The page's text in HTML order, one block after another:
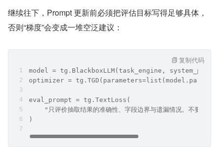
继续往下，Prompt 更新前必须把评估目标写得足够具体，
否则“梯度”会变成一堆空泛建议：
model = tg.BlackboxLLM(task_engine,
optimizer =
eval_prompt = tg.TextLoss(
"只评价抽取结果的准确性、字段边界与遗漏情况。不要重写
)
复制代码